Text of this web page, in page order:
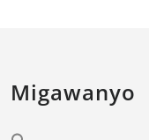
Migawanyo